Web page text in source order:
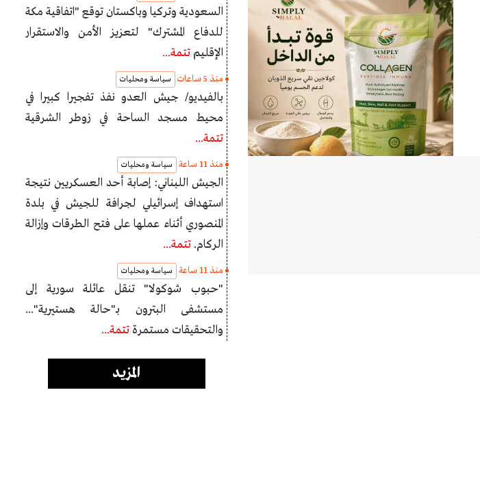
السعودية وتركيا وباكستان توقع "اتفاقية مكة
للدفاع المشترك" لتعزيز الأمن والاستقرار
الإقليم تتمة...
منذ 5 ساعات سياسة ومحليات
بالفيديو/ جيش العدو نفذ تفجيرا كبيرا في
محيط مسجد الساحة في زوطر الشرقية
تتمة...
منذ 11 ساعة سياسة ومحليات
الجيش اللبناني: إصابة أحد العسكريين نتيجة
استهداف إسرائيلي لجرافة للجيش في بلدة
المنصوري أثناء عملها على فتح الطرقات وإزالة
الركام. تتمة...
منذ 11 ساعة سياسة ومحليات
"حبوب شوكولا" تنقل عائلة سورية إلى
مستشفى البترون بـ"حالة هستيرية"...
والتحقيقات مستمرة تتمة...
المزيد